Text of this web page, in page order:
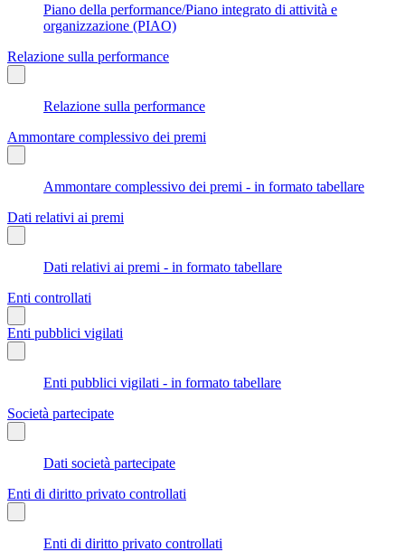
Piano della performance/Piano integrato di attività e
organizzazione (PIAO)
Relazione sulla performance
Relazione sulla performance
Ammontare complessivo dei premi
Ammontare complessivo dei premi - in formato tabellare
Dati relativi ai premi
Dati relativi ai premi - in formato tabellare
Enti controllati
Enti pubblici vigilati
Enti pubblici vigilati - in formato tabellare
Società partecipate
Dati società partecipate
Enti di diritto privato controllati
Enti di diritto privato controllati